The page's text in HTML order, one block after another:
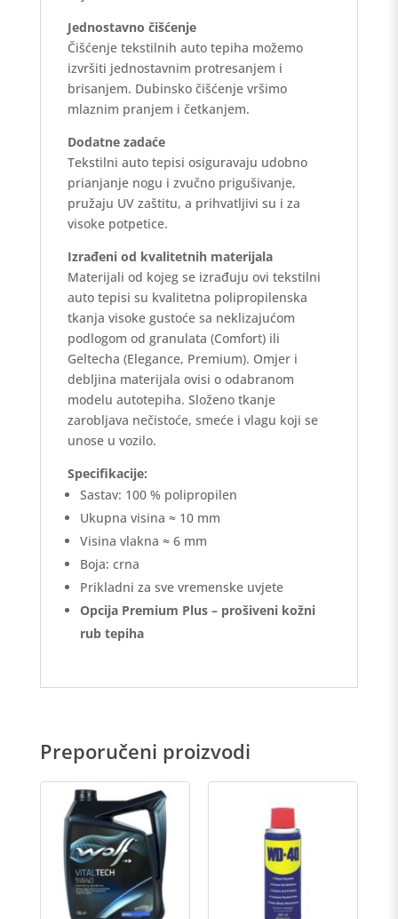
Jednostavno čišćenje
Čišćenje tekstilnih auto tepiha možemo
izvršiti jednostavnim protresanjem i
brisanjem. Dubinsko čišćenje vršimo
mlaznim pranjem i četkanjem.
Dodatne zadaće
Tekstilni auto tepisi osiguravaju udobno
prianjanje nogu i zvučno prigušivanje,
pružaju UV zaštitu, a prihvatljivi su i za
visoke potpetice.
Izrađeni od kvalitetnih materijala
Materijali od kojeg se izrađuju ovi tekstilni
auto tepisi su kvalitetna polipropilenska
tkanja visoke gustoće sa neklizajućom
podlogom od granulata (Comfort) ili
Geltecha (Elegance, Premium). Omjer i
debljina materijala ovisi o odabranom
modelu autotepiha. Složeno tkanje
zarobljava nečistoće, smeće i vlagu koji se
unose u vozilo.
Specifikacije:
Sastav: 100 % polipropilen
Ukupna visina ≈ 10 mm
Visina vlakna ≈ 6 mm
Boja: crna
Prikladni za sve vremenske uvjete
Opcija Premium Plus – prošiveni kožni
rub tepiha
Preporučeni proizvodi